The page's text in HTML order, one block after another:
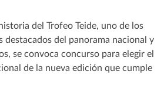
del Trofeo Teide, uno de los
destacados del panorama nacional y
se convoca concurso para elegir el
de la nueva edición que cumple